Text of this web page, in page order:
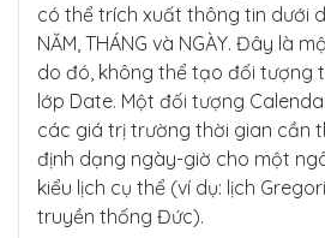
có thể trích xuất thông tin dưới
NĂM, THÁNG và NGÀY. Đây là
do đó, không thể tạo đối tượng
lớp Date. Một đối tượng
các giá trị trường thời gian cần
định dạng ngày-giờ cho một
kiểu lịch cụ thể (ví dụ: lịch
truyền thống Đức).